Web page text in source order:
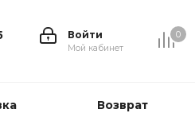
0
Войти
Мой кабинет
Возврат